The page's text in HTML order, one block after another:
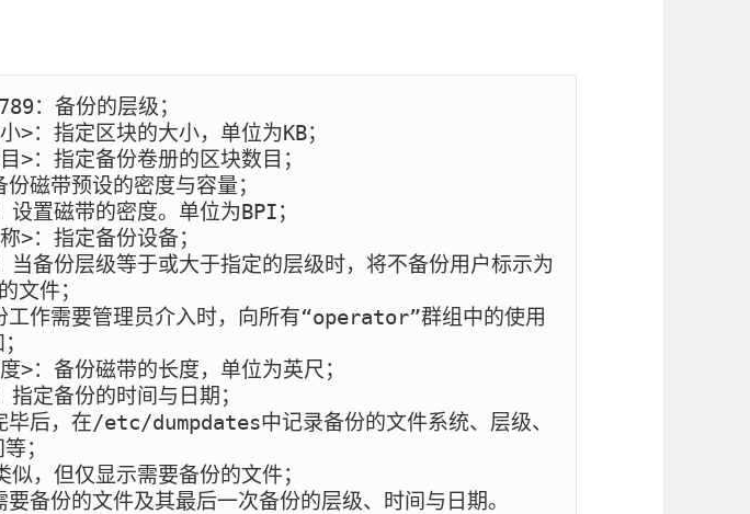
：备份的层级；
>：指定区块的大小，单位为KB；
>：指定备份卷册的区块数目；
磁带预设的密度与容量；
设置磁带的密度。单位为BPI；
>：指定备份设备；
当备份层级等于或大于指定的层级时，将不备份用户标示为
文件；
工作需要管理员介入时，向所有“operator”群组中的使用
>：备份磁带的长度，单位为英尺；
指定备份的时间与日期；
毕后，在/etc/dumpdates中记录备份的文件系统、层级、
；
似，但仅显示需要备份的文件；
要备份的文件及其最后一次备份的层级、时间与日期。